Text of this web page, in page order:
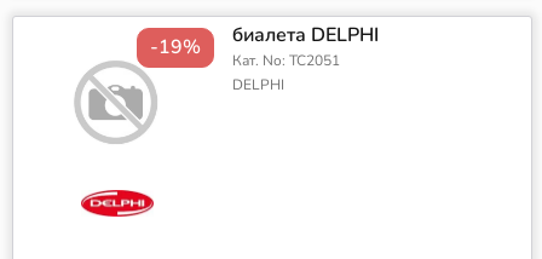
-19% биалета DELPHI
Кат. No: TC2051
DELPHI